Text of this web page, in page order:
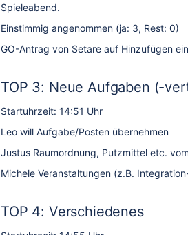
Spieleabend.
Einstimmig angenommen (ja: 3, Rest: 0)
GO-Antrag von Setare auf Hinzufügen
TOP 3: Neue Aufgaben (-
Startuhrzeit: 14:51 Uhr
Leo will Aufgabe/Posten übernehmen
Justus Raumordnung, Putzmittel etc.
Michele Veranstaltungen (z.B.
TOP 4: Verschiedenes